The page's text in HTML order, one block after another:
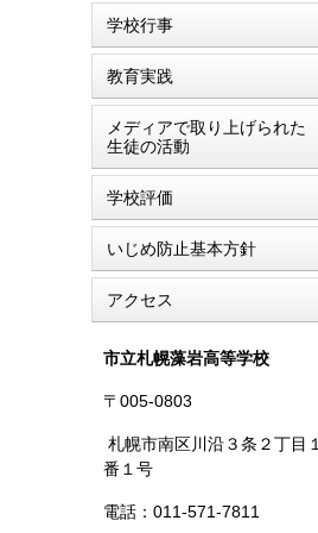
学校行事
教育実践
メディアで取り上げられた
生徒の活動
学校評価
いじめ防止基本方針
アクセス
市立札幌藻岩高等学校
〒005-0803
札幌市南区川沿３条２丁目１
番１号
電話：011-571-7811